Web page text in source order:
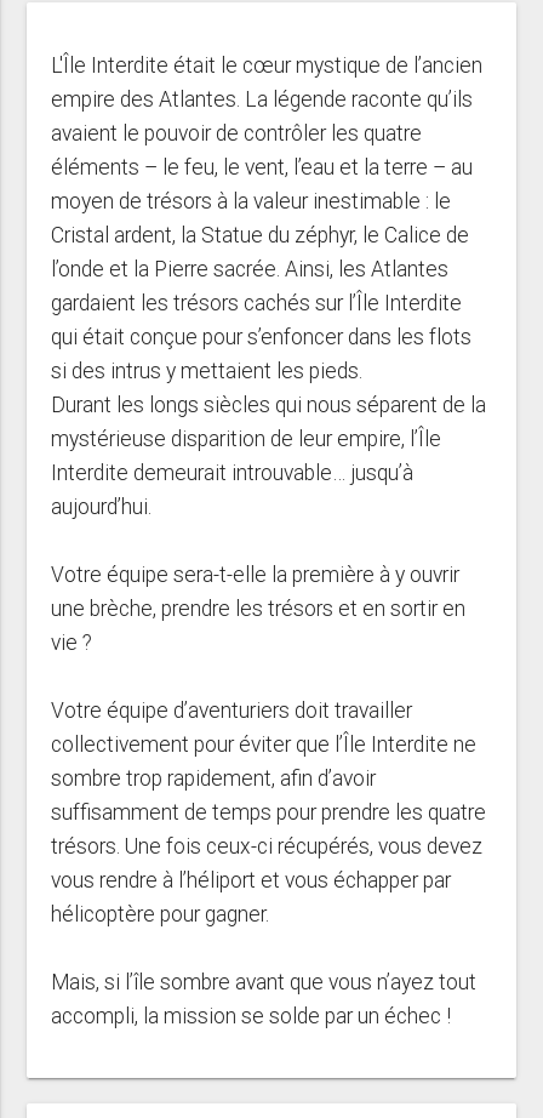
L'Île Interdite était le cœur mystique de l’ancien
empire des Atlantes. La légende raconte qu’ils
avaient le pouvoir de contrôler les quatre
éléments – le feu, le vent, l’eau et la terre – au
moyen de trésors à la valeur inestimable : le
Cristal ardent, la Statue du zéphyr, le Calice de
l’onde et la Pierre sacrée. Ainsi, les Atlantes
gardaient les trésors cachés sur l’Île Interdite
qui était conçue pour s’enfoncer dans les flots
si des intrus y mettaient les pieds.
Durant les longs siècles qui nous séparent de la
mystérieuse disparition de leur empire, l’Île
Interdite demeurait introuvable… jusqu’à
aujourd’hui.
Votre équipe sera-t-elle la première à y ouvrir
une brèche, prendre les trésors et en sortir en
vie ?
Votre équipe d’aventuriers doit travailler
collectivement pour éviter que l’Île Interdite ne
sombre trop rapidement, afin d’avoir
suffisamment de temps pour prendre les quatre
trésors. Une fois ceux-ci récupérés, vous devez
vous rendre à l’héliport et vous échapper par
hélicoptère pour gagner.
Mais, si l’île sombre avant que vous n’ayez tout
accompli, la mission se solde par un échec !